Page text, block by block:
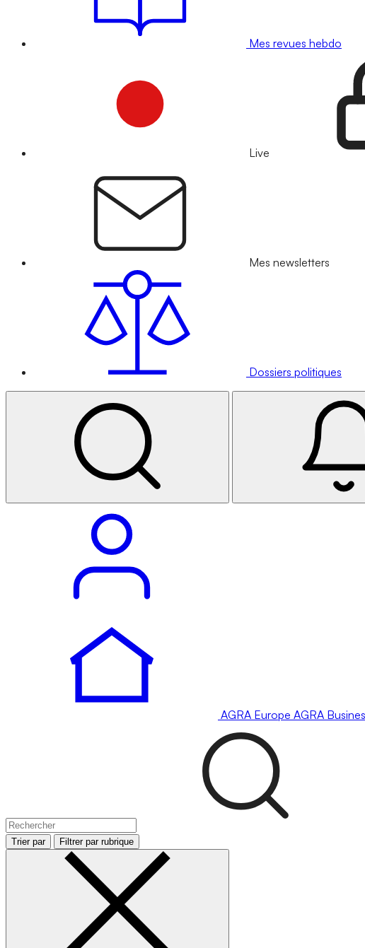
Mes revues hebdo
Live
Mes newsletters
Dossiers politiques
AGRA Europe AGRA
Trier par Filtrer par rubrique